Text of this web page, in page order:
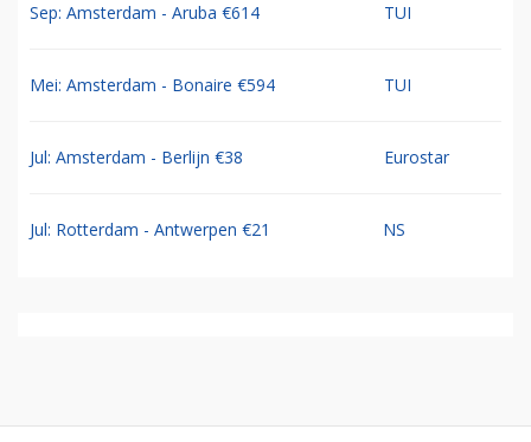
Sep: Amsterdam - Aruba €614 TUI
Mei: Amsterdam - Bonaire €594 TUI
Jul: Amsterdam - Berlijn €38 Eurostar
Jul: Rotterdam - Antwerpen €21 NS